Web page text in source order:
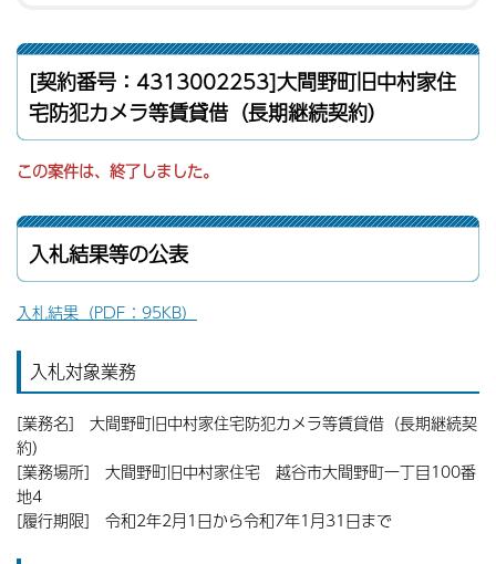
[契約番号：4313002253]大間野町旧中村家住
宅防犯カメラ等賃貸借（長期継続契約）
この案件は、終了しました。
入札結果等の公表
入札結果（PDF：95KB）
入札対象業務
[業務名] 大間野町旧中村家住宅防犯カメラ等賃貸借（長期継続契
約）
[業務場所] 大間野町旧中村家住宅 越谷市大間野町一丁目100番
地4
[履行期限] 令和2年2月1日から令和7年1月31日まで